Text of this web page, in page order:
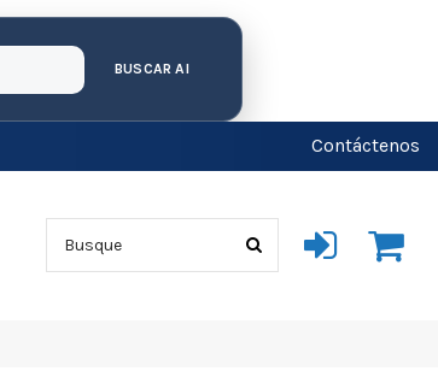
BUSCAR AI
Contáctenos